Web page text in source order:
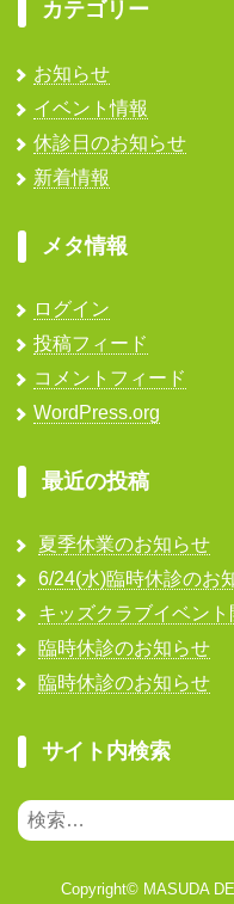
カテゴリー
お知らせ
イベント情報
休診日のお知らせ
新着情報
メタ情報
ログイン
投稿フィード
コメントフィード
WordPress.org
最近の投稿
夏季休業のお知らせ
6/24(水)臨時休診のお
キッズクラブイベン
臨時休診のお知らせ
臨時休診のお知らせ
サイト内検索
検
索:
Copyright© MASUDA